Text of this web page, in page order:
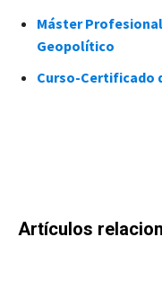
Máster
Geopolítico
Curso-Certificado
Artículos